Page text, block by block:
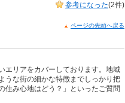
参考になった(2件)
ページの先頭へ戻る
エリアをカバーしております。地域
うな街の細かな特徴までしっかり把
住み心地はどう？」といったご質問